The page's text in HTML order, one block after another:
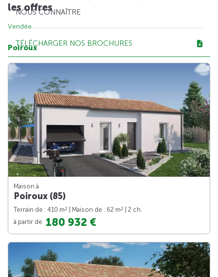
NOUS CONNAÎTRE
TÉLÉCHARGER NOS BROCHURES
les offres
Vendée
Poiroux
Maison à
Poiroux (85)
Terrain de : 410 m2 | Maison de : 62 m2
| 2 ch.
à partir de 180 932 €